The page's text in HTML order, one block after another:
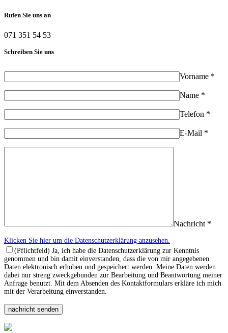
Rufen Sie uns an
071 351 54 53
Schreiben Sie uns
Vorname *
Name *
Telefon *
E-Mail *
Nachricht *
Klicken Sie hier um die Datenschutzerklärung anzusehen.
(Pflichtfeld) Ja, ich habe die Datenschutzerklärung zur Kenntnis
genommen und bin damit einverstanden, dass die von mir angegebenen
Daten elektronisch erhoben und gespeichert werden. Meine Daten werden
dabei nur streng zweckgebunden zur Bearbeitung und Beantwortung meiner
Anfrage benutzt. Mit dem Absenden des Kontaktformulars erkläre ich mich
mit der Verarbeitung einverstanden.